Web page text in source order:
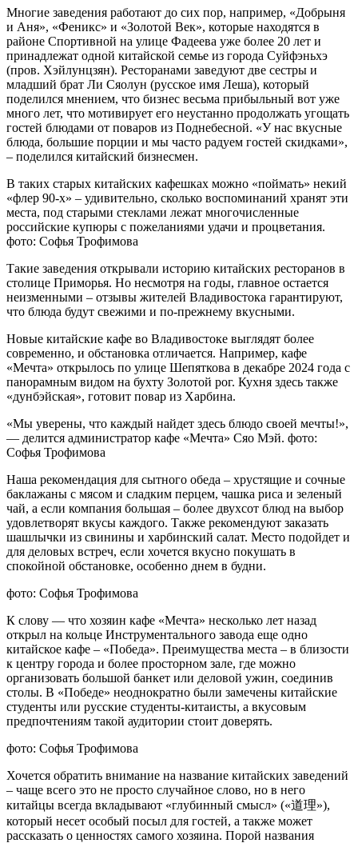
Многие заведения работают до сих пор, например, «Добрыня
и Аня», «Феникс» и «Золотой Век», которые находятся в
районе Спортивной на улице Фадеева уже более 20 лет и
принадлежат одной китайской семье из города Суйфэньхэ
(пров. Хэйлунцзян). Ресторанами заведуют две сестры и
младший брат Ли Сяолун (русское имя Леша), который
поделился мнением, что бизнес весьма прибыльный вот уже
много лет, что мотивирует его неустанно продолжать угощать
гостей блюдами от поваров из Поднебесной. «У нас вкусные
блюда, большие порции и мы часто радуем гостей скидками»,
– поделился китайский бизнесмен.
В таких старых китайских кафешках можно «поймать» некий
«флер 90-х» – удивительно, сколько воспоминаний хранят эти
места, под старыми стеклами лежат многочисленные
российские купюры с пожеланиями удачи и процветания.
фото: Софья Трофимова
Такие заведения открывали историю китайских ресторанов в
столице Приморья. Но несмотря на годы, главное остается
неизменными – отзывы жителей Владивостока гарантируют,
что блюда будут свежими и по-прежнему вкусными.
Новые китайские кафе во Владивостоке выглядят более
современно, и обстановка отличается. Например, кафе
«Мечта» открылось по улице Шепяткова в декабре 2024 года с
панорамным видом на бухту Золотой рог. Кухня здесь также
«дунбэйская», готовит повар из Харбина.
«Мы уверены, что каждый найдет здесь блюдо своей мечты!»,
— делится администратор кафе «Мечта» Сяо Мэй. фото:
Софья Трофимова
Наша рекомендация для сытного обеда – хрустящие и сочные
баклажаны с мясом и сладким перцем, чашка риса и зеленый
чай, а если компания большая – более двухсот блюд на выбор
удовлетворят вкусы каждого. Также рекомендуют заказать
шашлычки из свинины и харбинский салат. Место подойдет и
для деловых встреч, если хочется вкусно покушать в
спокойной обстановке, особенно днем в будни.
фото: Софья Трофимова
К слову — что хозяин кафе «Мечта» несколько лет назад
открыл на кольце Инструментального завода еще одно
китайское кафе – «Победа». Преимущества места – в близости
к центру города и более просторном зале, где можно
организовать большой банкет или деловой ужин, соединив
столы. В «Победе» неоднократно были замечены китайские
студенты или русские студенты-китаисты, а вкусовым
предпочтениям такой аудитории стоит доверять.
фото: Софья Трофимова
Хочется обратить внимание на название китайских заведений
– чаще всего это не просто случайное слово, но в него
китайцы всегда вкладывают «глубинный смысл» («道理»),
который несет особый посыл для гостей, а также может
рассказать о ценностях самого хозяина. Порой названия